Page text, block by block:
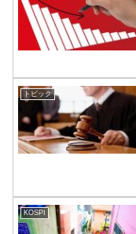
トピック
KOSPI